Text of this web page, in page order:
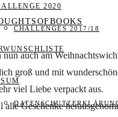
2020
CHALLENGES 2017/18
nun auch am
groß und mit
viel Liebe verpackt aus.
alle Geschenke